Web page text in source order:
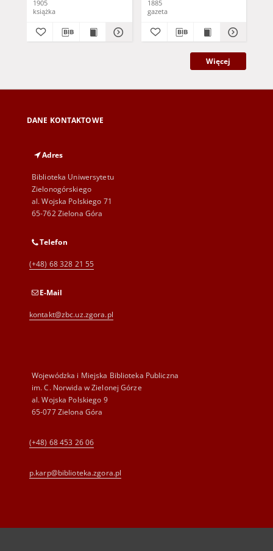
1905
książka
1885
gazeta
Więcej
DANE KONTAKTOWE
Adres
Biblioteka Uniwersytetu
Zielonogórskiego
al. Wojska Polskiego 71
65-762 Zielona Góra
Telefon
(+48) 68 328 21 55
E-Mail
kontakt@zbc.uz.zgora.pl
Wojewódzka i Miejska Biblioteka Publiczna
im. C. Norwida w Zielonej Górze
al. Wojska Polskiego 9
65-077 Zielona Góra
(+48) 68 453 26 06
p.karp@biblioteka.zgora.pl